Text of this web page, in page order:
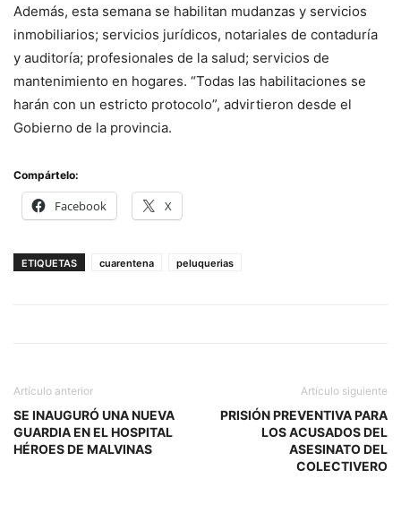
Además, esta semana se habilitan mudanzas y servicios
inmobiliarios; servicios jurídicos, notariales de contaduría
y auditoría; profesionales de la salud; servicios de
mantenimiento en hogares. “Todas las habilitaciones se
harán con un estricto protocolo”, advirtieron desde el
Gobierno de la provincia.
Compártelo:
Facebook X
ETIQUETAS cuarentena peluquerias
Artículo anterior
SE INAUGURÓ UNA NUEVA
GUARDIA EN EL HOSPITAL
HÉROES DE MALVINAS
Artículo siguiente
PRISIÓN PREVENTIVA PARA
LOS ACUSADOS DEL
ASESINATO DEL
COLECTIVERO